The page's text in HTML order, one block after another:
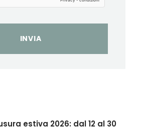
estiva 2026: dal 12 al 30